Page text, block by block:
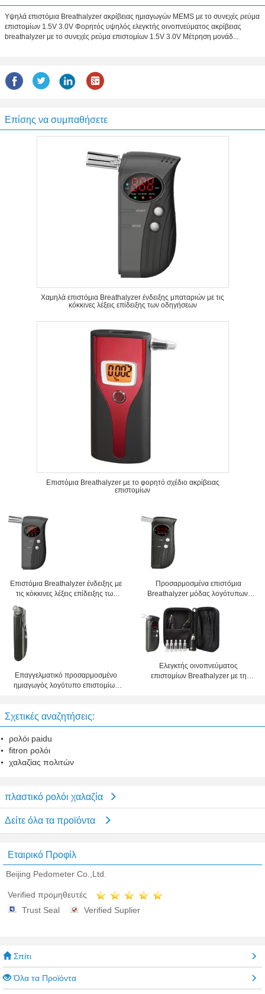
Υψηλά επιστόμια Breathalyzer ακρίβειας ημιαγωγών MEMS με το συνεχές ρεύμα
επιστομίων 1.5V 3.0V Φορητός υψηλός ελεγκτής οινοπνεύματος ακρίβειας
breathalyzer με το συνεχές ρεύμα επιστομίων 1.5V 3.0V Μέτρηση μονάδ...
Επίσης να συμπαθήσετε
Χαμηλά επιστόμια Breathalyzer ένδειξης μπαταριών με τις
κόκκινες λέξεις επίδειξης των οδηγήσεων
Επιστόμια Breathalyzer με το φορητό σχέδιο ακρίβειας
επιστομίων
Επιστόμια Breathalyzer ένδειξης με
τις κόκκινες λέξεις επίδειξης των
Προσαρμοσμένα επιστόμια
Breathalyzer μόδας λογότυπων,
Επαγγελματικό προσαρμοσμένο
ημιαγωγός λογότυπο επιστομίων
Ελεγκτής οινοπνεύματος
επιστομίων Breathalyzer με τη
Σχετικές αναζητήσεις:
ρολόι paidu
fitron ρολόι
χαλαζίας πολιτών
πλαστικό ρολόι χαλαζία
Δείτε όλα τα προϊόντα
Εταιρικό Προφίλ
Beijing Pedometer Co.,Ltd.
Verified προμηθευτές
Trust Seal
Verified Suplier
Σπίτι
Όλα τα Προϊόντα